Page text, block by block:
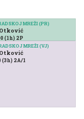
MREŽI (PR)
(1h) 2P
MREŽI (VJ)
(3h) 2A/1